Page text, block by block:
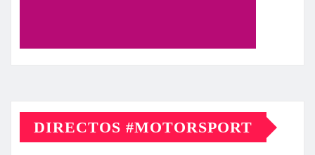
DIRECTOS #MOTORSPORT